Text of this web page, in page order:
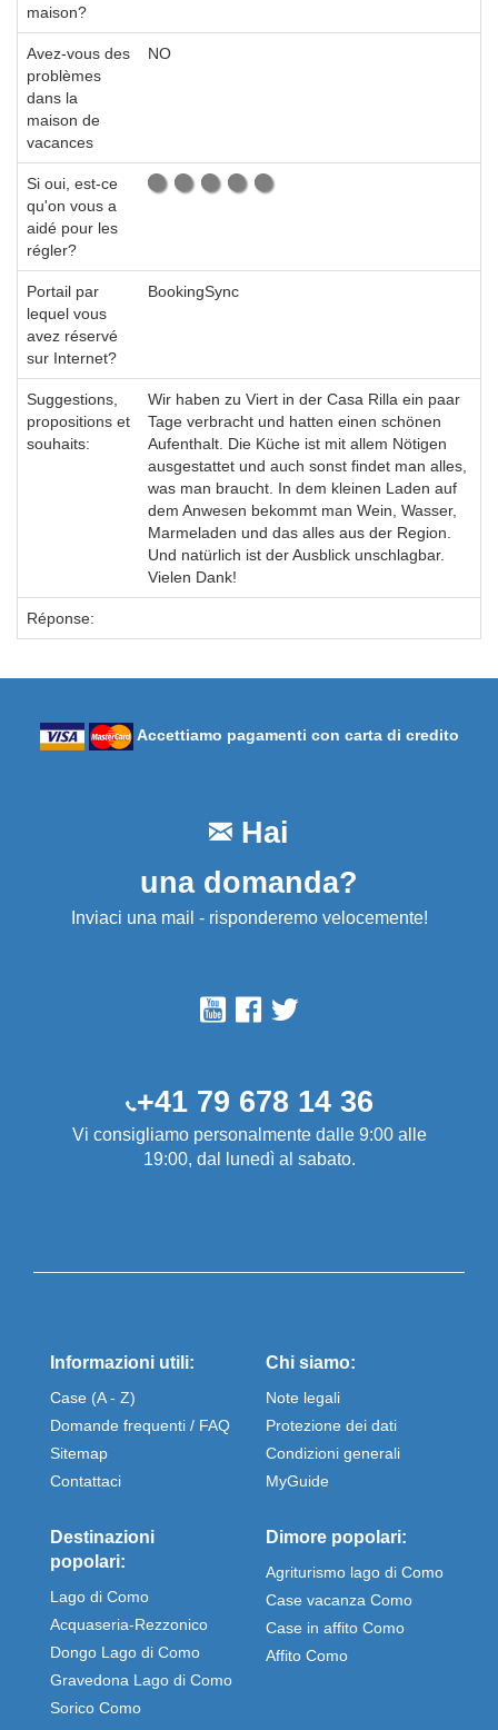
maison?
Avez-vous des
problèmes
dans la
maison de
vacances
NO
Si oui, est-ce
qu'on vous a
aidé pour les
régler?
Portail par
lequel vous
avez réservé
sur Internet?
BookingSync
Suggestions,
propositions et
souhaits:
Wir haben zu Viert in der Casa Rilla ein paar
Tage verbracht und hatten einen schönen
Aufenthalt. Die Küche ist mit allem Nötigen
ausgestattet und auch sonst findet man alles,
was man braucht. In dem kleinen Laden auf
dem Anwesen bekommt man Wein, Wasser,
Marmeladen und das alles aus der Region.
Und natürlich ist der Ausblick unschlagbar.
Vielen Dank!
Réponse:
Accettiamo pagamenti con carta di credito
Hai
una domanda?
Inviaci una mail - risponderemo velocemente!
+41 79 678 14 36
Vi consigliamo personalmente dalle 9:00 alle
19:00, dal lunedì al sabato.
Informazioni utili:
Case (A - Z)
Domande frequenti / FAQ
Sitemap
Contattaci
Chi siamo:
Note legali
Protezione dei dati
Condizioni generali
MyGuide
Destinazioni
popolari:
Lago di Como
Acquaseria-Rezzonico
Dongo Lago di Como
Gravedona Lago di Como
Sorico Como
Dimore popolari:
Agriturismo lago di Como
Case vacanza Como
Case in affito Como
Affito Como